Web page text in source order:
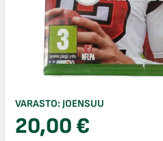
VARASTO: JOENSUU
20,00€